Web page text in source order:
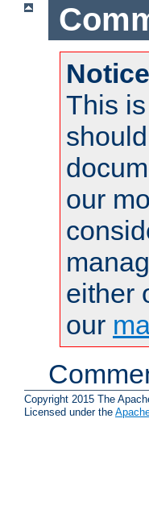
This
our
either
our
Copyright 2015 The
Licensed under the